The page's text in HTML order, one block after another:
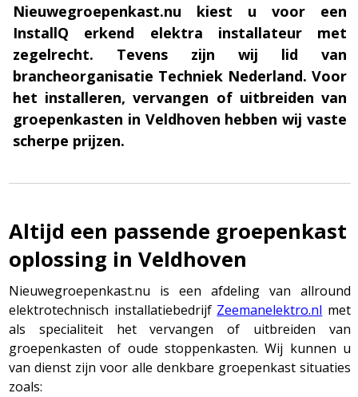
Nieuwegroepenkast.nu kiest u voor een
InstallQ erkend elektra installateur met
zegelrecht. Tevens zijn wij lid van
brancheorganisatie Techniek Nederland. Voor
het installeren, vervangen of uitbreiden van
groepenkasten in Veldhoven hebben wij vaste
scherpe prijzen.
Altijd een passende groepenkast
oplossing in Veldhoven
Nieuwegroepenkast.nu is een afdeling van allround
elektrotechnisch installatiebedrijf Zeemanelektro.nl met
als specialiteit het vervangen of uitbreiden van
groepenkasten of oude stoppenkasten. Wij kunnen u
van dienst zijn voor alle denkbare groepenkast situaties
zoals: